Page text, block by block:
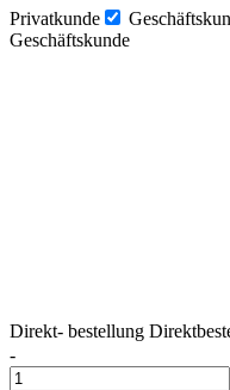
Privatkunde
Geschäftskunde
Direkt- bestellung
-